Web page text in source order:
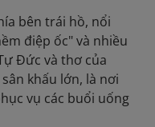
bên trái hồ, nổi
điệp ốc" và nhiều
Đức và thơ của
khấu lớn, là nơi
vụ các buổi uống